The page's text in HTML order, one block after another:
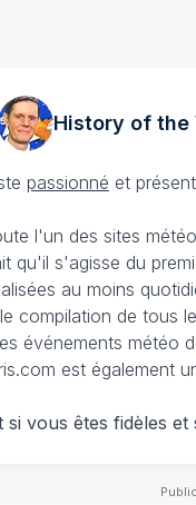
History of the
passionné et
l'un des sites
qu'il s'agisse du
au moins
compilation de tous
événements météo
est
vous êtes fidèles